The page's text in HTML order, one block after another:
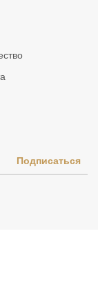
Подписаться